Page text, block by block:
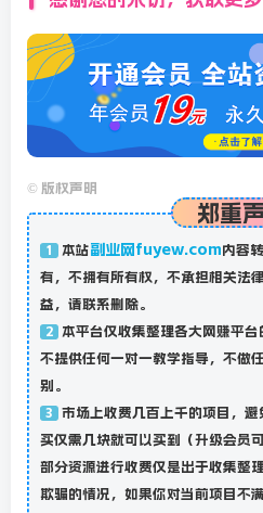
© 版权声明
郑重
1 本站副业网fuyew.com内容
有，不拥有所有权，不承担相关法
益，请联系删除。
2
本平台仅收集整理各大网赚平台
不提供任何一对一教学指导，不做
别。
3
市场上收费几百上千的项目，
买仅需几块就可以买到（升级会员
部分资源进行收费仅是出于收集整
欺骗的情况，如果你对当前项目不